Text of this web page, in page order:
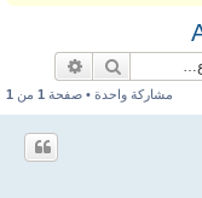
بحث
مشاركة واحدة • صفحة 1 من 1